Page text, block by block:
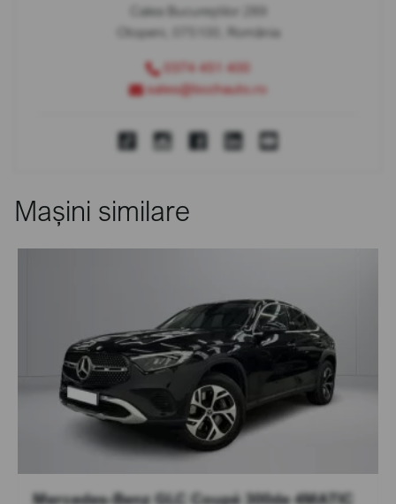
Calea Bucureștilor 289
Otopeni, 075100, România
0374 451 400
sales@bcchauto.ro
Mașini similare
Mercedes-Benz GLC Coupé 300de 4MATIC